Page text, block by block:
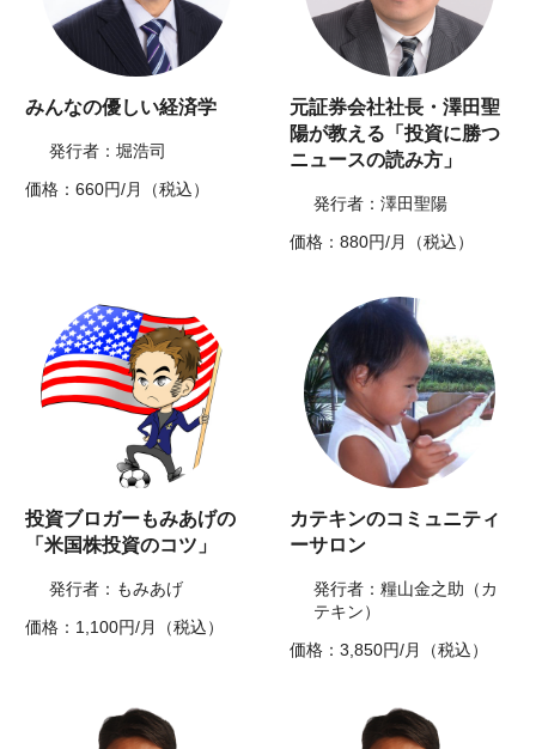
みんなの優しい経済学
発行者：堀浩司
価格：660円/月（税込）
元証券会社社長・澤田聖
陽が教える「投資に勝つ
ニュースの読み方」
発行者：澤田聖陽
価格：880円/月（税込）
投資ブロガーもみあげの
「米国株投資のコツ」
発行者：もみあげ
価格：1,100円/月（税込）
カテキンのコミュニティ
ーサロン
発行者：糧山金之助（カ
テキン）
価格：3,850円/月（税込）